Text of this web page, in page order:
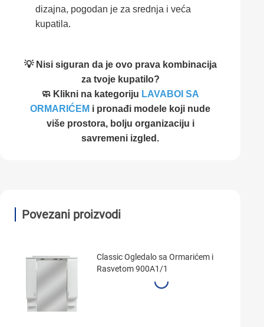
dizajna, pogodan je za srednja i veća
kupatila.
💡 Nisi siguran da je ovo prava kombinacija
za tvoje kupatilo?
🧼 Klikni na kategoriju LAVABOI SA
ORMARIĆEM i pronađi modele koji nude
više prostora, bolju organizaciju i
savremeni izgled.
Povezani proizvodi
Classic Ogledalo sa Ormarićem i
Rasvetom 900A1/1